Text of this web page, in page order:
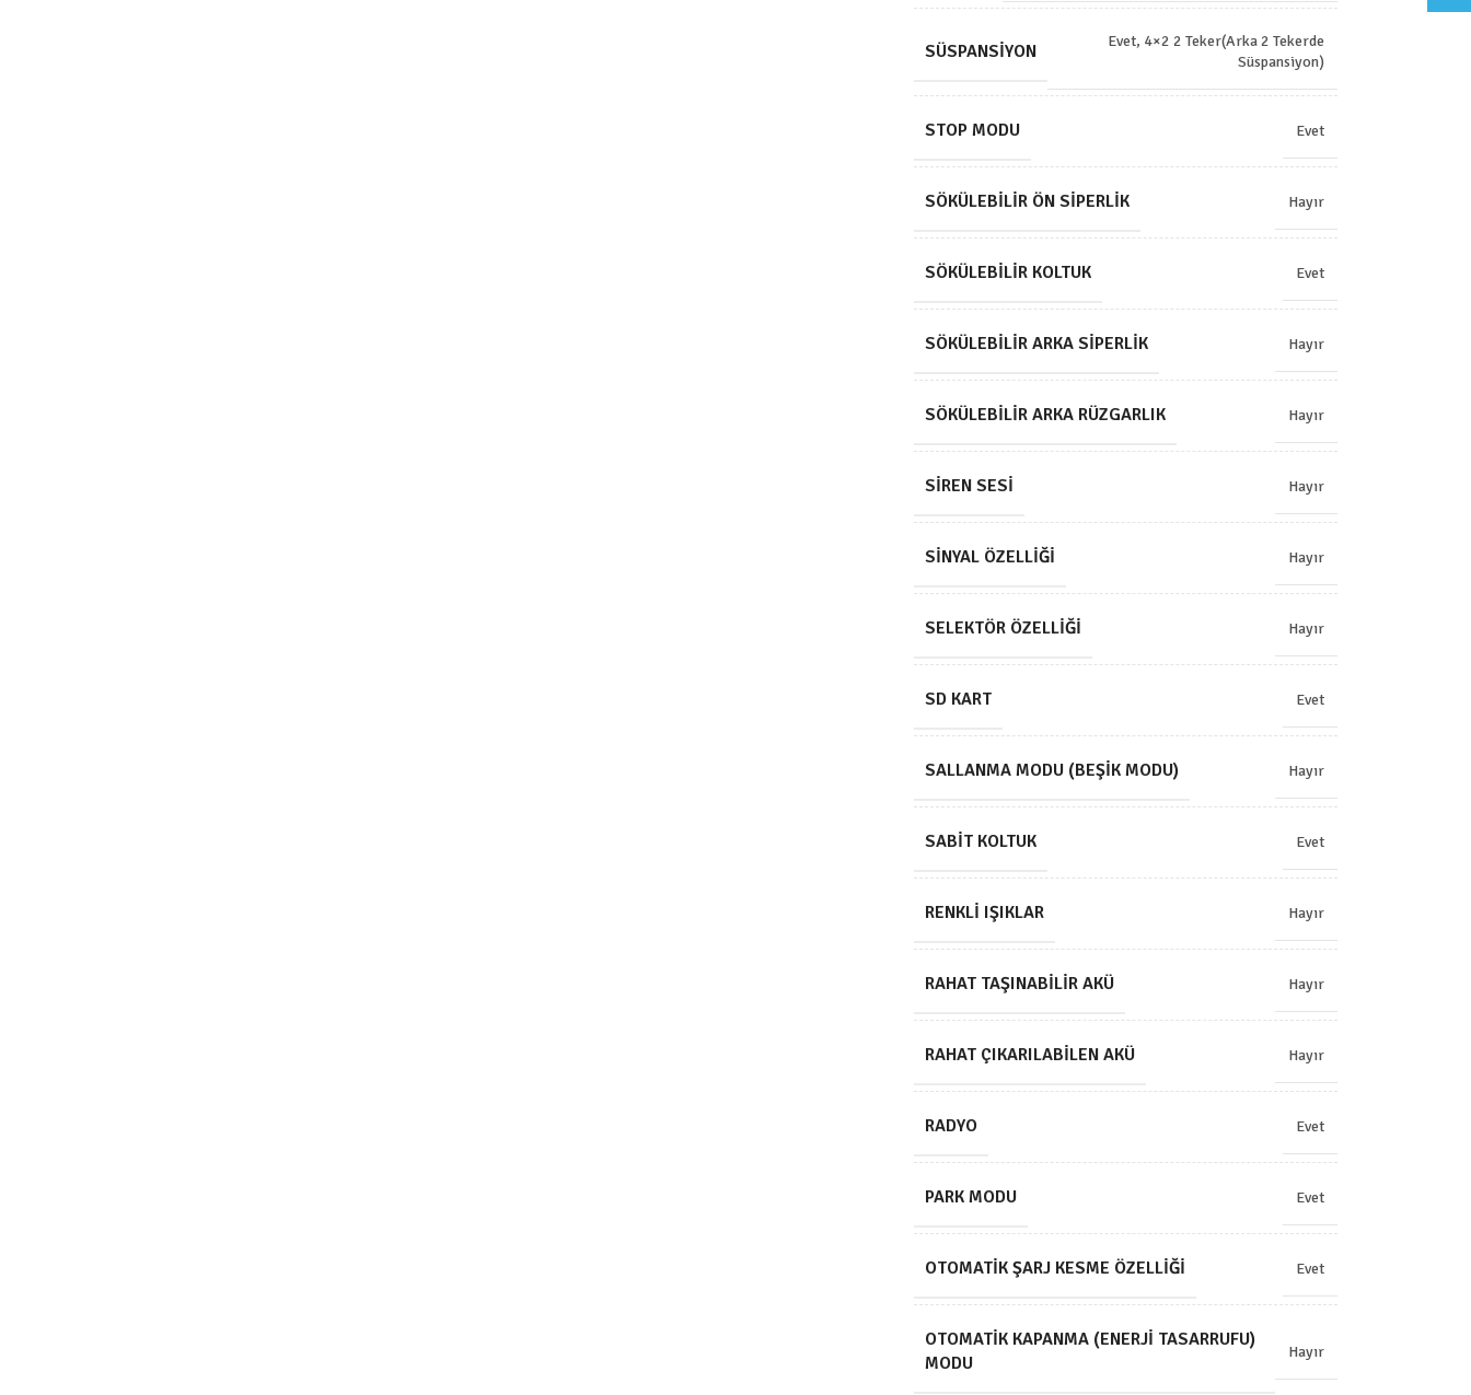
SÜSPANSIYON
Evet, 4×2 2 Teker(Arka 2 Tekerde
Süspansiyon)
STOP MODU Evet
SÖKÜLEBILIR ÖN SIPERLIK Hayır
SÖKÜLEBILIR KOLTUK Evet
SÖKÜLEBILIR ARKA SIPERLIK Hayır
SÖKÜLEBILIR ARKA RÜZGARLIK Hayır
SIREN SESI Hayır
SINYAL ÖZELLIĞI Hayır
SELEKTÖR ÖZELLIĞI Hayır
SD KART Evet
SALLANMA MODU (BEŞIK MODU) Hayır
SABIT KOLTUK Evet
RENKLI IŞIKLAR Hayır
RAHAT TAŞINABILIR AKÜ Hayır
RAHAT ÇIKARILABILEN AKÜ Hayır
RADYO Evet
PARK MODU Evet
OTOMATIK ŞARJ KESME ÖZELLIĞI Evet
OTOMATIK KAPANMA (ENERJI TASARRUFU)
MODU
Hayır